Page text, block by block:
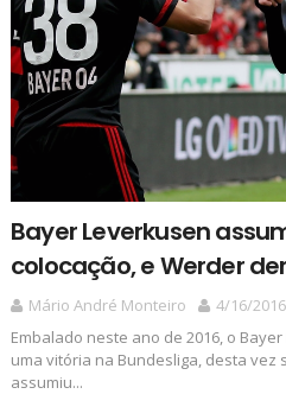
Bayer Leverkusen
colocação, e Werder
Mário André Monteiro
4/16/
Embalado neste ano de 2016, o
uma vitória na Bundesliga, desta vez
assumiu...